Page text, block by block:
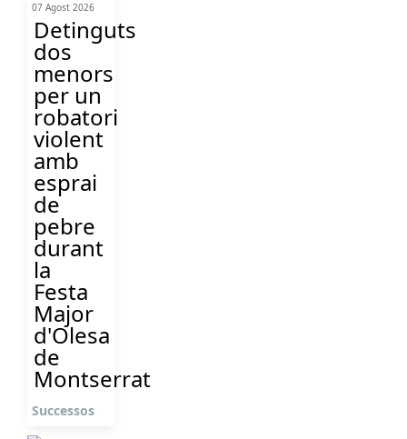
07 Agost 2026
Detinguts
dos
menors
per un
robatori
violent
amb
esprai
de
pebre
durant
la
Festa
Major
d'Olesa
de
Montserrat
Successos